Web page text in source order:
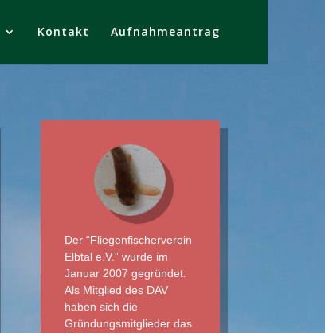
Kontakt Aufnahmeantrag
Der “Fliegenfischerverein
Elbtal e.V.” wurde im
Januar 2007 gegründet.
Als Mitglied des DAV
haben sich die
Gründungsmitglieder das